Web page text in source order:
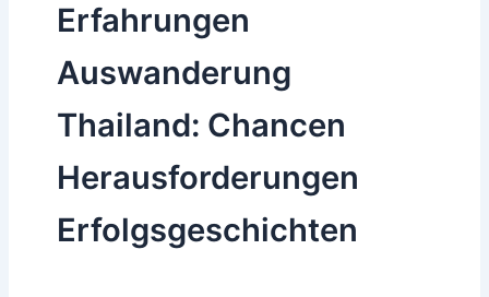
Erfahrungen
Auswanderung
Thailand: Chancen
Herausforderungen
Erfolgsgeschichten